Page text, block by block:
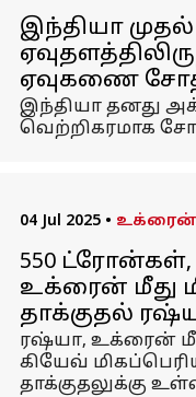
இந்தியா
ஏவுகணை
இந்தியா தனது
வெற்றிகரமாக
04 Jul 2025 • உக்ரைன்
550
உக்ரைன் மீது
தாக்குதல்
ரஷ்யா, உக்ரைன்
கியேவ்
தாக்குதலுக்கு